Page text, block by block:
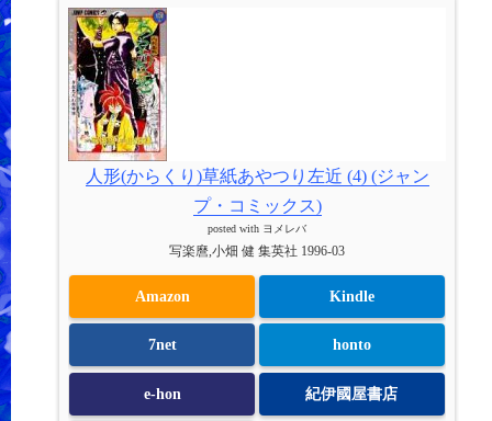
人形(からくり)草紙あやつり左近 (4) (ジャン
プ・コミックス)
posted with ヨメレバ
写楽麿,小畑 健 集英社 1996-03
Amazon Kindle
7net honto
e-hon 紀伊國屋書店